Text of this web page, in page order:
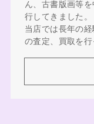
ん、古書版画等
行してきました。
当店では長年の
の査定、買取を行